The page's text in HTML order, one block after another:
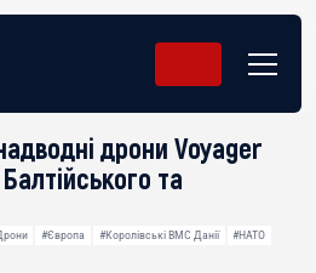
дрони Voyager
та
#Європа #Королівські ВМС Данії
#НАТО